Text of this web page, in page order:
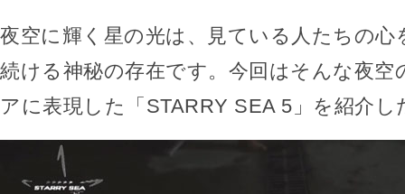
夜空に輝く星の光は、見ている人たちの心
続ける神秘の存在です。今回はそんな夜空
アに表現した「STARRY SEA 5」を紹介